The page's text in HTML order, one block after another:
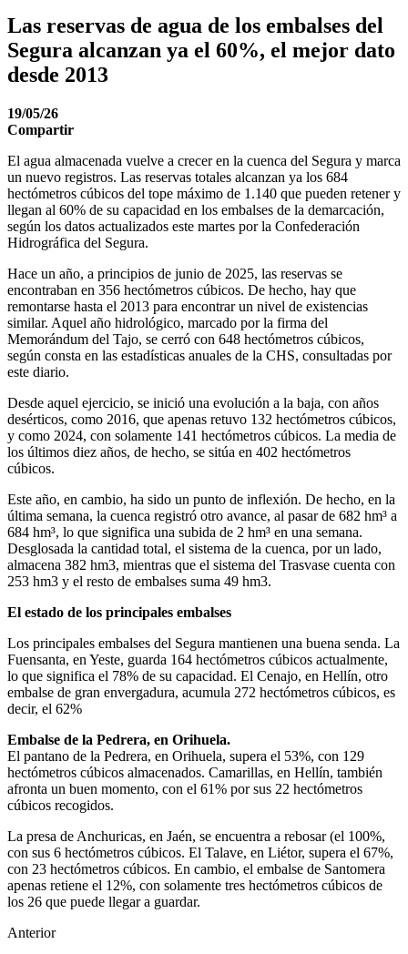
Las reservas de agua de los embalses del
Segura alcanzan ya el 60%, el mejor dato
desde 2013
19/05/26
Compartir
El agua almacenada vuelve a crecer en la cuenca del Segura y marca
un nuevo registros. Las reservas totales alcanzan ya los 684
hectómetros cúbicos del tope máximo de 1.140 que pueden retener y
llegan al 60% de su capacidad en los embalses de la demarcación,
según los datos actualizados este martes por la Confederación
Hidrográfica del Segura.
Hace un año, a principios de junio de 2025, las reservas se
encontraban en 356 hectómetros cúbicos. De hecho, hay que
remontarse hasta el 2013 para encontrar un nivel de existencias
similar. Aquel año hidrológico, marcado por la firma del
Memorándum del Tajo, se cerró con 648 hectómetros cúbicos,
según consta en las estadísticas anuales de la CHS, consultadas por
este diario.
Desde aquel ejercicio, se inició una evolución a la baja, con años
desérticos, como 2016, que apenas retuvo 132 hectómetros cúbicos,
y como 2024, con solamente 141 hectómetros cúbicos. La media de
los últimos diez años, de hecho, se sitúa en 402 hectómetros
cúbicos.
Este año, en cambio, ha sido un punto de inflexión. De hecho, en la
última semana, la cuenca registró otro avance, al pasar de 682 hm³ a
684 hm³, lo que significa una subida de 2 hm³ en una semana.
Desglosada la cantidad total, el sistema de la cuenca, por un lado,
almacena 382 hm3, mientras que el sistema del Trasvase cuenta con
253 hm3 y el resto de embalses suma 49 hm3.
El estado de los principales embalses
Los principales embalses del Segura mantienen una buena senda. La
Fuensanta, en Yeste, guarda 164 hectómetros cúbicos actualmente,
lo que significa el 78% de su capacidad. El Cenajo, en Hellín, otro
embalse de gran envergadura, acumula 272 hectómetros cúbicos, es
decir, el 62%
Embalse de la Pedrera, en Orihuela.
El pantano de la Pedrera, en Orihuela, supera el 53%, con 129
hectómetros cúbicos almacenados. Camarillas, en Hellín, también
afronta un buen momento, con el 61% por sus 22 hectómetros
cúbicos recogidos.
La presa de Anchuricas, en Jaén, se encuentra a rebosar (el 100%,
con sus 6 hectómetros cúbicos. El Talave, en Liétor, supera el 67%,
con 23 hectómetros cúbicos. En cambio, el embalse de Santomera
apenas retiene el 12%, con solamente tres hectómetros cúbicos de
los 26 que puede llegar a guardar.
Anterior